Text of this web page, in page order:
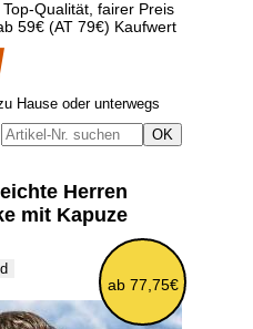
Qualität, fairer Preis
59€ (AT 79€) Kaufwert
Hause oder unterwegs
Herren
mit Kapuze
ab 77,75€